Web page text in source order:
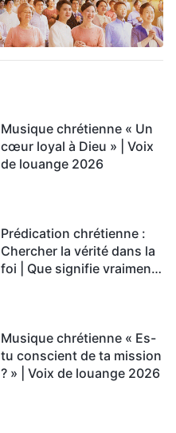
Musique chrétienne « Un
cœur loyal à Dieu » | Voix
de louange 2026
Prédication chrétienne :
Chercher la vérité dans la
foi | Que signifie vraiment
Musique chrétienne « Es-
tu conscient de ta mission
? » | Voix de louange 2026